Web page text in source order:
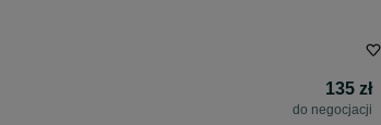
135 zł
do negocjacji